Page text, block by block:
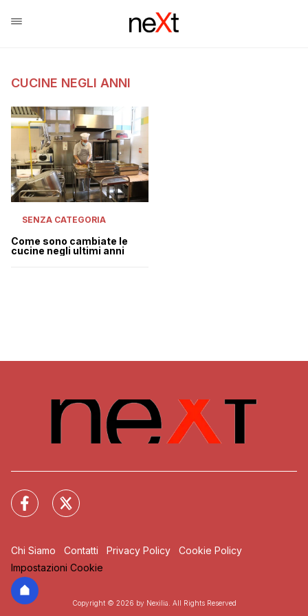
CUCINE NEGLI ANNI
SENZA CATEGORIA
Come sono cambiate le
cucine negli ultimi anni
Chi Siamo Contatti Privacy Policy
Cookie Policy
Impostazioni Cookie
Copyright © 2026 by Nexilia. All Rights Reserved